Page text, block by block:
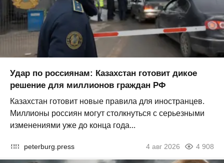
Удар по россиянам: Казахстан готовит дикое
решение для миллионов граждан РФ
Казахстан готовит новые правила для иностранцев.
Миллионы россиян могут столкнуться с серьезными
изменениями уже до конца года...
peterburg.press 4 авг 2026 4 908